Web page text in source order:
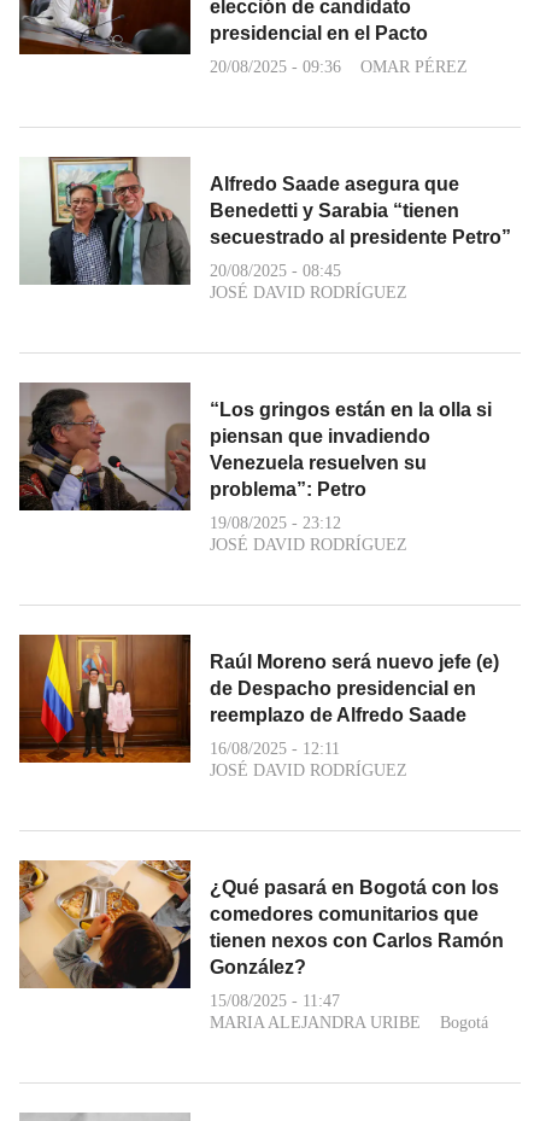
elección de candidato
presidencial en el Pacto
20/08/2025 - 09:36 OMAR PÉREZ
Alfredo Saade asegura que
Benedetti y Sarabia “tienen
secuestrado al presidente Petro”
20/08/2025 - 08:45
JOSÉ DAVID RODRÍGUEZ
“Los gringos están en la olla si
piensan que invadiendo
Venezuela resuelven su
problema”: Petro
19/08/2025 - 23:12
JOSÉ DAVID RODRÍGUEZ
Raúl Moreno será nuevo jefe (e)
de Despacho presidencial en
reemplazo de Alfredo Saade
16/08/2025 - 12:11
JOSÉ DAVID RODRÍGUEZ
¿Qué pasará en Bogotá con los
comedores comunitarios que
tienen nexos con Carlos Ramón
González?
15/08/2025 - 11:47
MARIA ALEJANDRA URIBE
Bogotá